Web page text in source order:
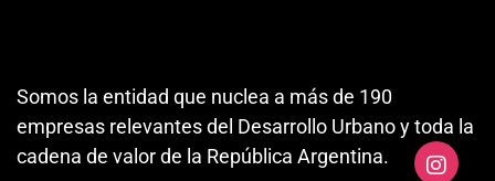
Somos la entidad que nuclea a más de 190
empresas relevantes del Desarrollo Urbano y toda la
cadena de valor de la República Argentina.